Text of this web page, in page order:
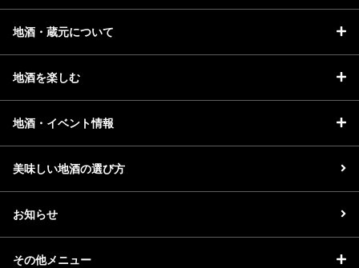
地酒・蔵元について
地酒を楽しむ
地酒・イベント情報
美味しい地酒の選び方
お知らせ
その他メニュー